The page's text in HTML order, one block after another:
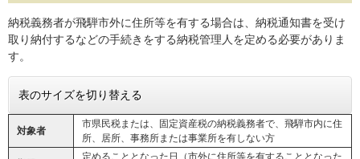
納税義務者が飛騨市外に住所等を有する場合は、納税通知書を受け
取り納付するなどの手続きをする納税管理人を定める必要がありま
す。
表のサイズを切り替える
対象者
市県民税または、固定資産税の納税義務者で、飛騨市内に住
所、居所、事務所または事業所を有しない方
定めることとなった日（市外に住所等を有することとなった